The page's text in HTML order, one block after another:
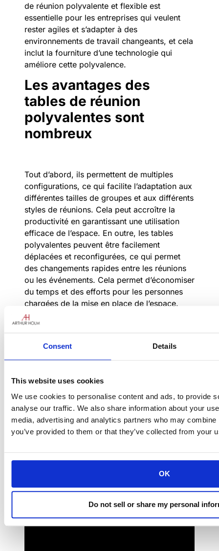
Consent Details
This website uses cookies
We use cookies to personalise content and ads, to provide
analyse our traffic. We also share information about your
media, advertising and analytics partners who may
you’ve provided to them or that they’ve collected from your
OK
Do not sell or share my personal
de réunion polyvalente et flexible est
essentielle pour les entreprises qui veulent
rester agiles et s’adapter à des
environnements de travail changeants, et cela
inclut la fourniture d’une technologie qui
améliore cette polyvalence.
Les avantages des
tables de réunion
polyvalentes sont
nombreux
Tout d’abord, ils permettent de multiples
configurations, ce qui facilite l’adaptation aux
différentes tailles de groupes et aux différents
styles de réunions. Cela peut accroître la
productivité en garantissant une utilisation
efficace de l’espace. En outre, les tables
polyvalentes peuvent être facilement
déplacées et reconfigurées, ce qui permet
des changements rapides entre les réunions
ou les événements. Cela permet d’économiser
du temps et des efforts pour les personnes
chargées de la mise en place de l’espace.
Enfin, alors que les microphones de table
sont discrets et s’installent sur une table de
degrés – ce qui permet aux participants
présents et distants de suivre la conversation
fait disparaître cette technologie du bureau
lorsqu’elle n’est pas nécessaire.